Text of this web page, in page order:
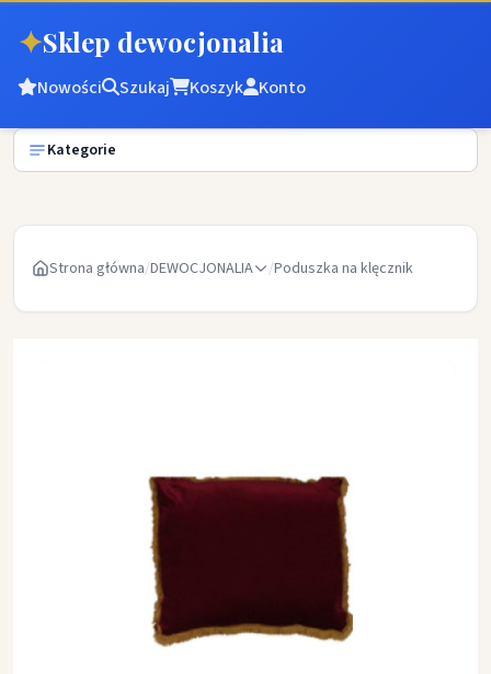
✦Sklep dewocjonalia
Nowości Szukaj Koszyk Konto
Kategorie
Strona główna/DEWOCJONALIA /Poduszka na klęcznik